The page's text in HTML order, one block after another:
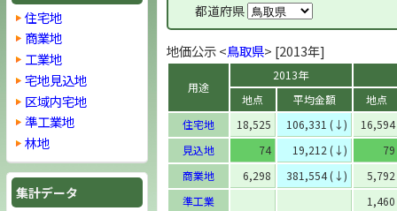
都道府県
地価公示 <鳥取県> [2013年]
用途
2013年
地点
平均金額
地点
住宅地
18,525 106,331 (↓)
16,594
見込地
74 19,212 (↓)
79
商業地
6,298 381,554 (↓)
5,792
準工業
1,460
住宅地
商業地
工業地
宅地見込地
区域内宅地
準工業地
林地
集計データ